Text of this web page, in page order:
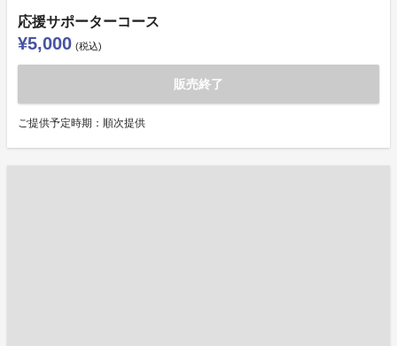
応援サポーターコース
¥5,000 (税込)
販売終了
ご提供予定時期：順次提供